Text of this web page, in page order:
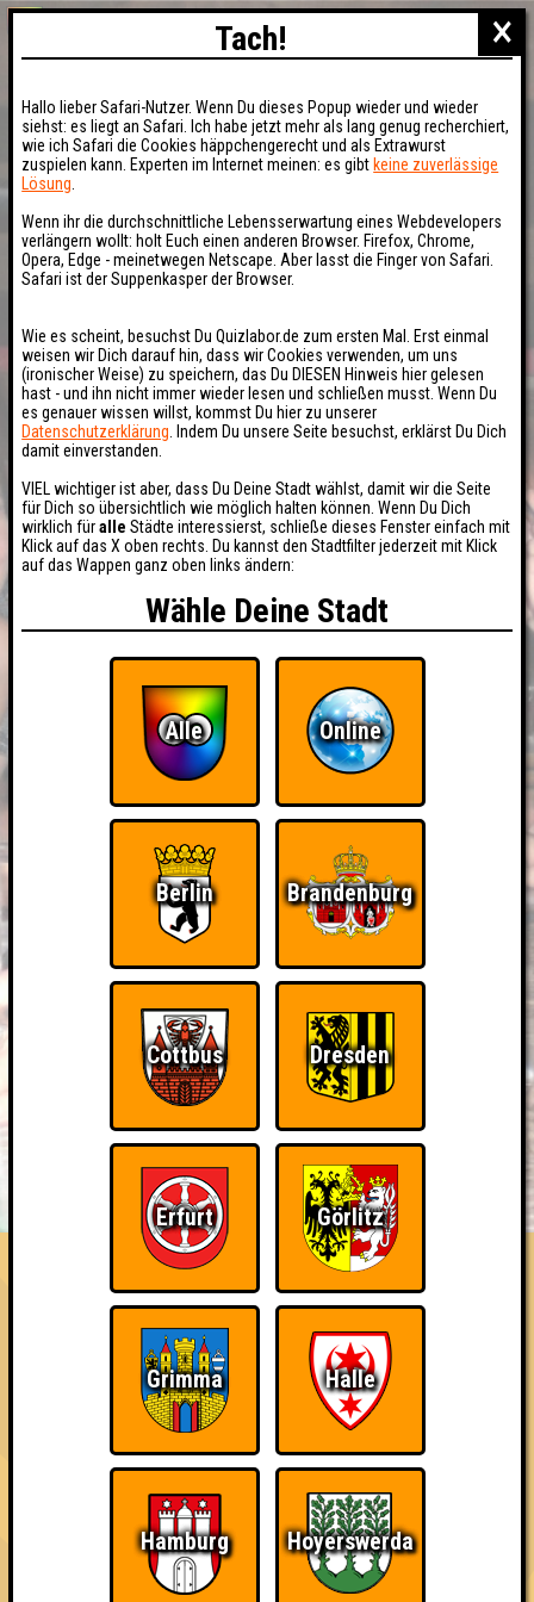
HIGHSCORE RESERVIERUNG
FAQ ÜBER UNS
The Last of Us
Belege den letzten Platz
~ Noch nicht erreicht ~
×
Tach!
Hallo lieber Safari-Nutzer. Wenn Du dieses Popup wieder und wieder
siehst: es liegt an Safari. Ich habe jetzt mehr als lang genug recherchiert,
wie ich Safari die Cookies häppchengerecht und als Extrawurst
zuspielen kann. Experten im Internet meinen: es gibt keine zuverlässige
Lösung
Wenn ihr die durchschnittliche Lebensserwartung eines Webdevelopers
verlängern wollt: holt Euch einen anderen Browser. Firefox, Chrome,
Opera, Edge - meinetwegen Netscape. Aber lasst die Finger von Safari.
Safari ist der Suppenkasper der Browser.
Wie es scheint, besuchst Du Quizlabor.de zum ersten Mal. Erst einmal
weisen wir Dich darauf hin, dass wir Cookies verwenden, um uns
(ironischer Weise) zu speichern, das Du DIESEN Hinweis hier gelesen
hast - und ihn nicht immer wieder lesen und schließen musst. Wenn Du
es genauer wissen willst, kommst Du hier zu unserer
Datenschutzerklärung . Indem Du unsere Seite besuchst, erklärst Du Dich
damit einverstanden.
VIEL wichtiger ist aber, dass Du Deine Stadt wählst, damit wir die Seite
für Dich so übersichtlich wie möglich halten können. Wenn Du Dich
wirklich füralle Städte interessierst, schließe dieses Fenster einfach mit
Klick auf das X oben rechts. Du kannst den Stadtfilter jederzeit mit Klick
auf das Wappen ganz oben links ändern:
Wähle Deine Stadt
Alle Online
Berlin Brandenburg
Cottbus Dresden
Erfurt Görlitz
Grimma Halle
Hamburg Hoyerswerda